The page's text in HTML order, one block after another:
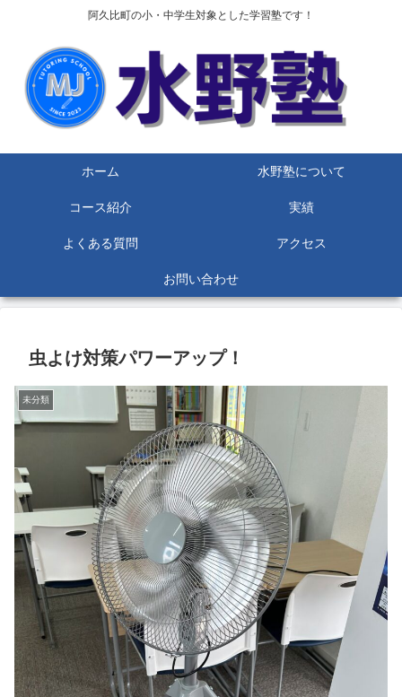
阿久比町の小・中学生対象とした学習塾です！
ホーム 水野塾について
コース紹介 実績
よくある質問 アクセス
お問い合わせ
虫よけ対策パワーアップ！
未分類